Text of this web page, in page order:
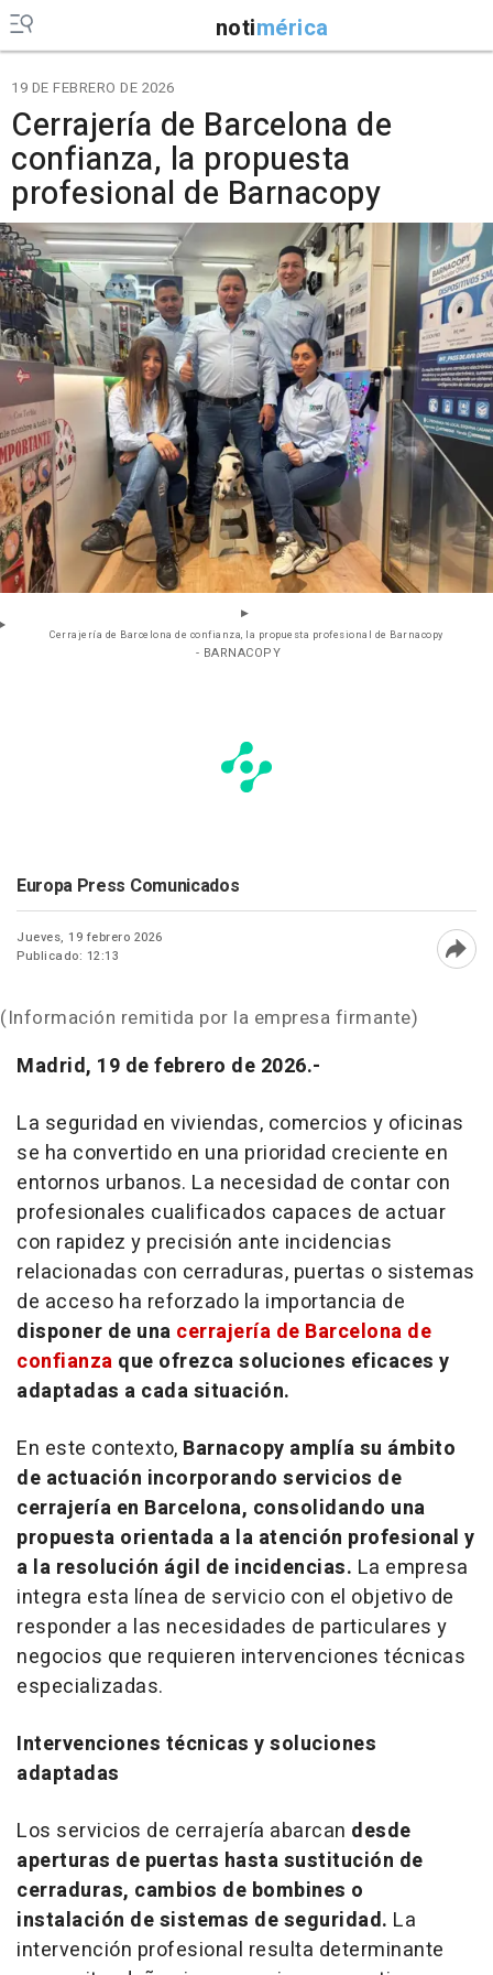
notimérica
19 DE FEBRERO DE 2026
Cerrajería de Barcelona de
confianza, la propuesta
profesional de Barnacopy
Cerrajería de Barcelona de confianza, la propuesta profesional de Barnacopy
- BARNACOPY
Europa Press Comunicados
Jueves, 19 febrero 2026
Publicado: 12:13
(Información remitida por la empresa firmante)
Madrid, 19 de febrero de 2026.-
La seguridad en viviendas, comercios y oficinas
se ha convertido en una prioridad creciente en
entornos urbanos. La necesidad de contar con
profesionales cualificados capaces de actuar
con rapidez y precisión ante incidencias
relacionadas con cerraduras, puertas o sistemas
de acceso ha reforzado la importancia de
disponer de una cerrajería de Barcelona de
confianza que ofrezca soluciones eficaces y
adaptadas a cada situación.
En este contexto, Barnacopy amplía su ámbito
de actuación incorporando servicios de
cerrajería en Barcelona, consolidando una
propuesta orientada a la atención profesional y
a la resolución ágil de incidencias. La empresa
integra esta línea de servicio con el objetivo de
responder a las necesidades de particulares y
negocios que requieren intervenciones técnicas
especializadas.
Intervenciones técnicas y soluciones
adaptadas
Los servicios de cerrajería abarcan desde
aperturas de puertas hasta sustitución de
cerraduras, cambios de bombines o
instalación de sistemas de seguridad. La
intervención profesional resulta determinante